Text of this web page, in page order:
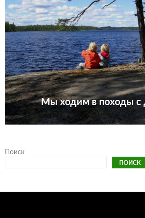
Мы ходим в походы с
Поиск
ПОИСК